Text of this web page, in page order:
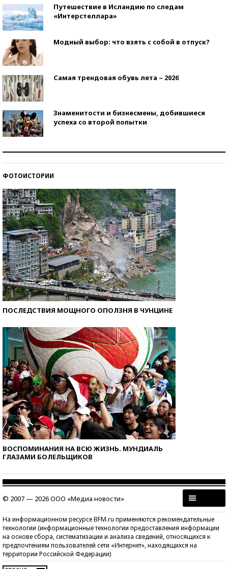
Путешествие в Исландию по следам
«Интерстеллара»
Модный выбор: что взять с собой в отпуск?
Самая трендовая обувь лета – 2026
Знаменитости и бизнесмены, добившиеся
успеха со второй попытки
ФОТОИСТОРИИ
ПОСЛЕДСТВИЯ МОЩНОГО ОПОЛЗНЯ В ЧУНЦИНЕ
ВОСПОМИНАНИЯ НА ВСЮ ЖИЗНЬ. МУНДИАЛЬ
ГЛАЗАМИ БОЛЕЛЬЩИКОВ
© 2007 — 2026 ООО «Медиа новости»
На информационном ресурсе BFM.ru применяются рекомендательные
технологии (информационные технологии предоставления информации
на основе сбора, систематизации и анализа сведений, относящихся к
предпочтениям пользователей сети «Интернет», находящихся на
территории Российской Федерации)